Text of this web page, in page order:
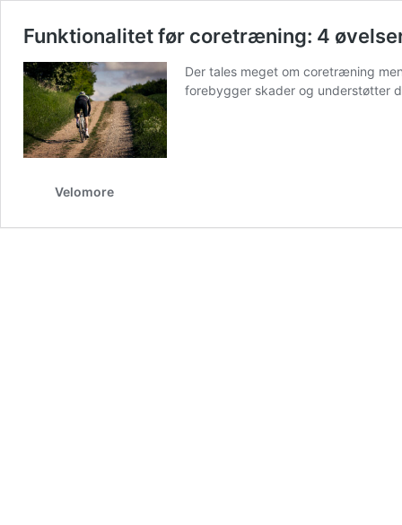
Funktionalitet før coretræning: 4
Der tales meget om coretræning
forebygger skader og understøtter
Velomore